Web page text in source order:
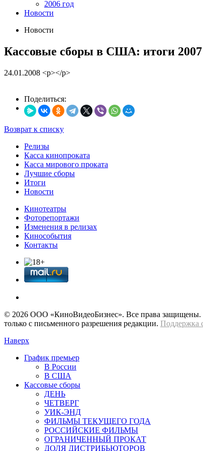
2006 год
Новости
Новости
Кассовые сборы в США: итоги 2007
24.01.2008 <p></p>
Поделиться:
Возврат к списку
Релизы
Касса кинопроката
Касса мирового проката
Лучшие сборы
Итоги
Новости
Кинотеатры
Фоторепортажи
Изменения в релизах
Кинособытия
Контакты
© 2026 OOО «КиноВидеоБизнес». Все права защищены.
только с письменного разрешения редакции. Поддержка
Наверх
График премьер
В России
В США
Кассовые сборы
ДЕНЬ
ЧЕТВЕРГ
УИК-ЭНД
ФИЛЬМЫ ТЕКУЩЕГО ГОДА
РОССИЙСКИЕ ФИЛЬМЫ
ОГРАНИЧЕННЫЙ ПРОКАТ
ДОЛЯ ДИСТРИБЬЮТОРОВ